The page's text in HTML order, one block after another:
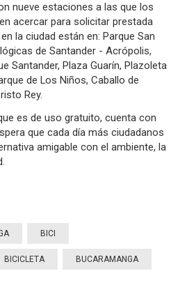
nueve estaciones a las que los
acercar para solicitar prestada
la ciudad están en: Parque San
de Santander - Acrópolis,
Santander, Plaza Guarín, Plazoleta
de Los Niños, Caballo de
Rey.
es de uso gratuito, cuenta con
que cada día más ciudadanos
amigable con el ambiente, la
BICI
BICICLETA BUCARAMANGA